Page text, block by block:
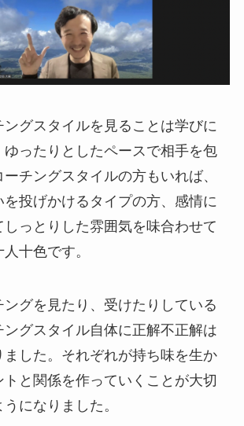
グスタイルを見ることは学びに
ゆったりとしたペースで相手を包
チングスタイルの方もいれば、
投げかけるタイプの方、感情に
しっとりした雰囲気を味合わせて
十色です。
グを見たり、受けたりしている
ングスタイル自体に正解不正解は
ました。それぞれが持ち味を生か
トと関係を作っていくことが大切
になりました。